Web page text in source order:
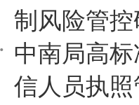
制风险管控
中南局高
信人员执